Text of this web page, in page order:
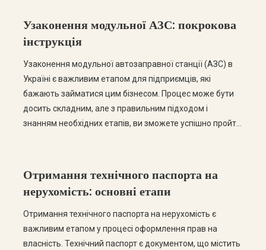
Узаконення модульної АЗС: покрокова
інструкція
Узаконення модульної автозаправної станції (АЗС) в
Україні є важливим етапом для підприємців, які
бажають займатися цим бізнесом. Процес може бути
досить складним, але з правильним підходом і
знанням необхідних етапів, ви зможете успішно пройти
Отримання технічного паспорта на
нерухомість: основні етапи
Отримання технічного паспорта на нерухомість є
важливим етапом у процесі оформлення прав на
власність. Технічний паспорт є документом, що містить